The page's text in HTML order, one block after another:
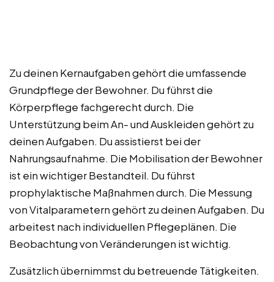
Zu deinen Kernaufgaben gehört die umfassende
Grundpflege der Bewohner. Du führst die
Körperpflege fachgerecht durch. Die
Unterstützung beim An- und Auskleiden gehört zu
deinen Aufgaben. Du assistierst bei der
Nahrungsaufnahme. Die Mobilisation der Bewohner
ist ein wichtiger Bestandteil. Du führst
prophylaktische Maßnahmen durch. Die Messung
von Vitalparametern gehört zu deinen Aufgaben. Du
arbeitest nach individuellen Pflegeplänen. Die
Beobachtung von Veränderungen ist wichtig.
Zusätzlich übernimmst du betreuende Tätigkeiten.